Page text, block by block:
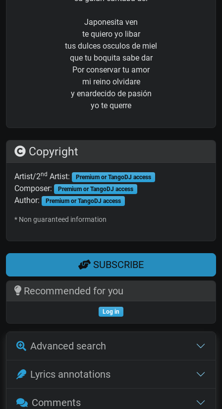
Japonesita ven
te quiero yo libar
tus dulces osculos de miel
que tu boquita sabe dar
Por conservar tu amor
mi reino olvidare
y enardecido de pasión
yo te querre
Copyright
Artist/2nd Artist: Premium or TangoDJ access
Composer: Premium or TangoDJ access
Author: Premium or TangoDJ access
* Non guaranteed information
SUBSCRIBE
Recommended for you
Log in
Advanced search
Lyrics annotations
Comments